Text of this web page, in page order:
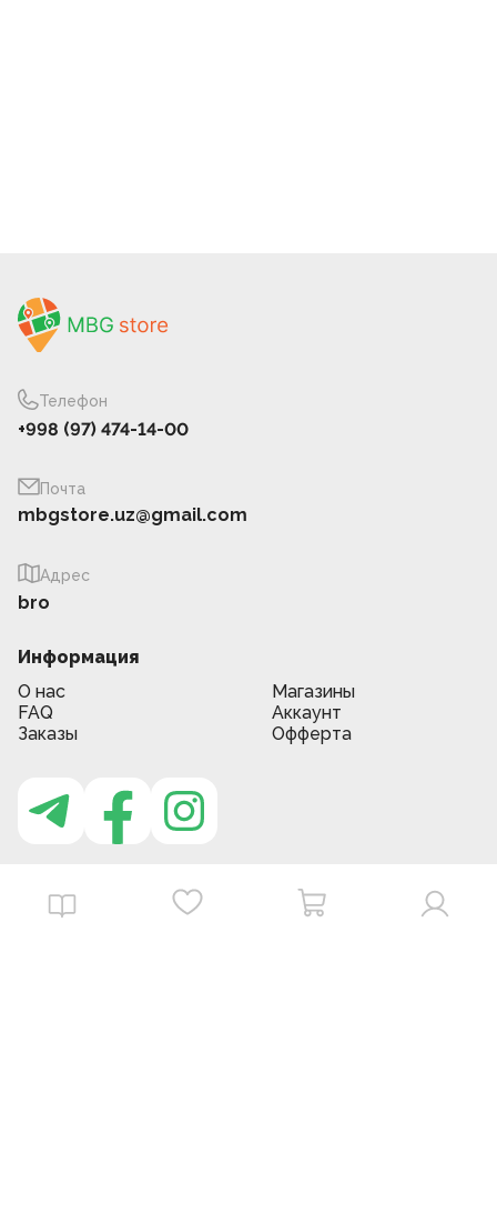
Телефон
+998 (97) 474-14-00
Почта
mbgstore.uz@gmail.com
Адрес
bro
Информация
О нас
Магазины
FAQ
Аккаунт
Заказы
Офферта
Приложение MBG store